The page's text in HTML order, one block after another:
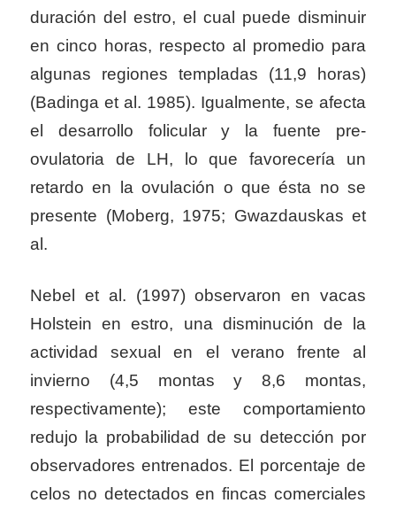
duración del estro, el cual puede disminuir
en cinco horas, respecto al promedio para
algunas regiones templadas (11,9 horas)
(Badinga et al. 1985). Igualmente, se afecta
el desarrollo folicular y la fuente pre-
ovulatoria de LH, lo que favorecería un
retardo en la ovulación o que ésta no se
presente (Moberg, 1975; Gwazdauskas et
al.
Nebel et al. (1997) observaron en vacas
Holstein en estro, una disminución de la
actividad sexual en el verano frente al
invierno (4,5 montas y 8,6 montas,
respectivamente); este comportamiento
redujo la probabilidad de su detección por
observadores entrenados. El porcentaje de
celos no detectados en fincas comerciales